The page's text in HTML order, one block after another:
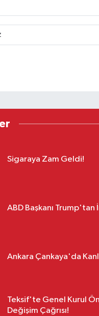
Sigaraya Zam Geldi!
ABD Başkanı Trump'tan
Ankara Çankaya'da
Teksif'te Genel Kurul
Değişim Çağrısı!